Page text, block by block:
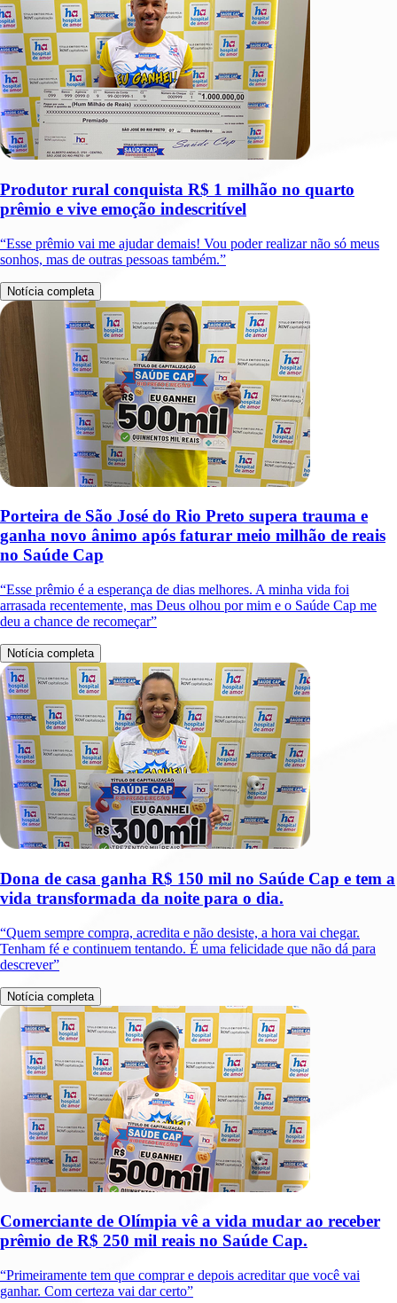
Produtor rural conquista R$ 1 milhão no quarto
prêmio e vive emoção indescritível
“Esse prêmio vai me ajudar demais! Vou poder realizar não só meus
sonhos, mas de outras pessoas também.”
Notícia completa
Porteira de São José do Rio Preto supera trauma e
ganha novo ânimo após faturar meio milhão de reais
no Saúde Cap
“Esse prêmio é a esperança de dias melhores. A minha vida foi
arrasada recentemente, mas Deus olhou por mim e o Saúde Cap me
deu a chance de recomeçar”
Notícia completa
Dona de casa ganha R$ 150 mil no Saúde Cap e tem a
vida transformada da noite para o dia.
“Quem sempre compra, acredita e não desiste, a hora vai chegar.
Tenham fé e continuem tentando. É uma felicidade que não dá para
descrever”
Notícia completa
Comerciante de Olímpia vê a vida mudar ao receber
prêmio de R$ 250 mil reais no Saúde Cap.
“Primeiramente tem que comprar e depois acreditar que você vai
ganhar. Com certeza vai dar certo”